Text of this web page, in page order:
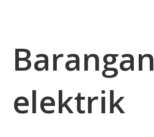
Barangan
elektrik